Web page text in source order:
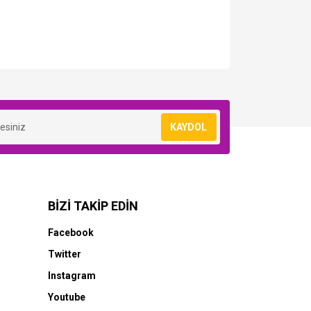
HP
HP 727-B3P22A (T920-T930-T1500-
Siyah Kartuşu
KAYDOL
BİZİ TAKİP EDİN
Facebook
Twitter
Instagram
Youtube